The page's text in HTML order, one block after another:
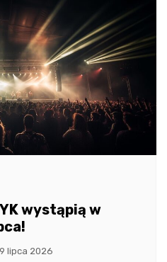
wystąpią w
9 lipca 2026